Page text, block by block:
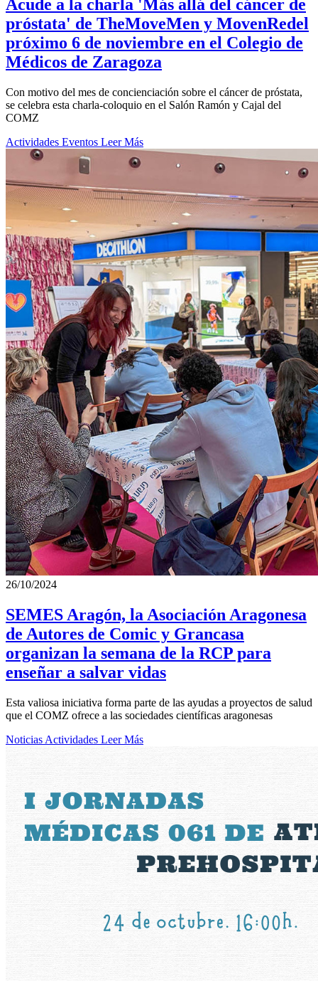
Acude a la charla 'Más allá del cáncer de
próstata' de TheMoveMen y MovenRedel
próximo 6 de noviembre en el Colegio de
Médicos de Zaragoza
Con motivo del mes de concienciación sobre el cáncer de próstata,
se celebra esta charla-coloquio en el Salón Ramón y Cajal del
COMZ
Actividades Eventos Leer Más
26/10/2024
SEMES Aragón, la Asociación Aragonesa
de Autores de Comic y Grancasa
organizan la semana de la RCP para
enseñar a salvar vidas
Esta valiosa iniciativa forma parte de las ayudas a proyectos de salud
que el COMZ ofrece a las sociedades científicas aragonesas
Noticias Actividades Leer Más